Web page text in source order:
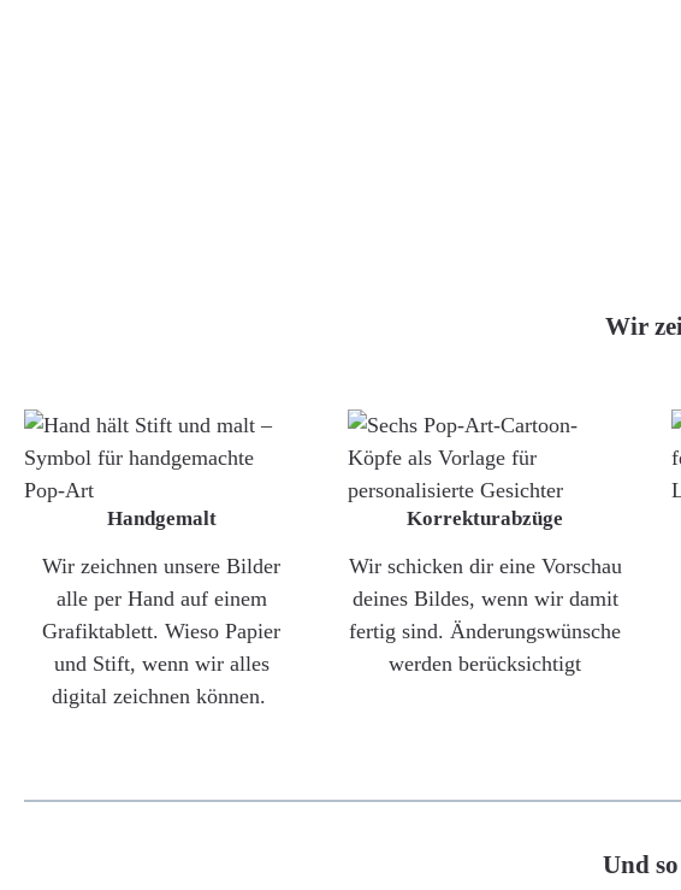
Wir
Handgemalt
Wir zeichnen unsere Bilder
alle per Hand auf einem
Grafiktablett. Wieso Papier
und Stift, wenn wir alles
digital zeichnen können.
Korrekturabzüge
Wir schicken dir eine Vorschau
deines Bildes, wenn wir damit
fertig sind. Änderungswünsche
werden berücksichtigt
Und